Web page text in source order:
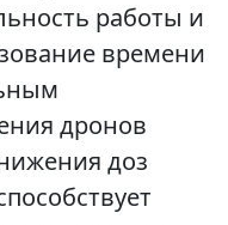
работы и
времени
дронов
доз